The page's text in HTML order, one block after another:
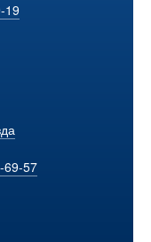
19
69-57